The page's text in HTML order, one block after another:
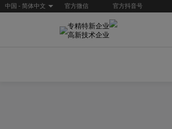
中国 - 简体中文 官方微信 官方抖音号
专精特新企业
高新技术企业